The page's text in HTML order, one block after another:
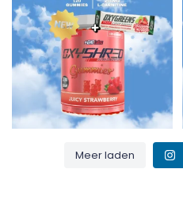
3 0
Meer laden